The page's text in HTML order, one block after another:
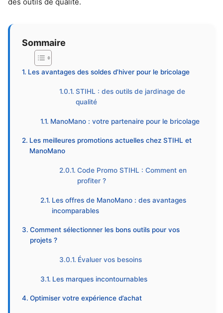
Sommaire
Les avantages des soldes d’hiver pour le bricolage
STIHL : des outils de jardinage de
qualité
ManoMano : votre partenaire pour le bricolage
Les meilleures promotions actuelles chez STIHL et
ManoMano
Code Promo STIHL : Comment en
profiter ?
Les offres de ManoMano : des avantages
incomparables
Comment sélectionner les bons outils pour vos
projets ?
Évaluer vos besoins
Les marques incontournables
Optimiser votre expérience d’achat